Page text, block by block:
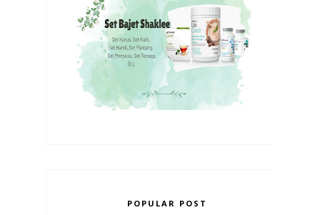
POPULAR POST